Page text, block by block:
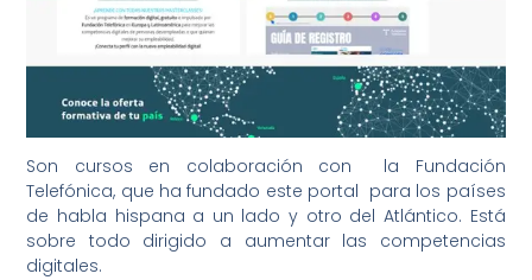
Son cursos en colaboración con la Fundación
Telefónica, que ha fundado este portal para los países
de habla hispana a un lado y otro del Atlántico. Está
sobre todo dirigido a aumentar las competencias
digitales.